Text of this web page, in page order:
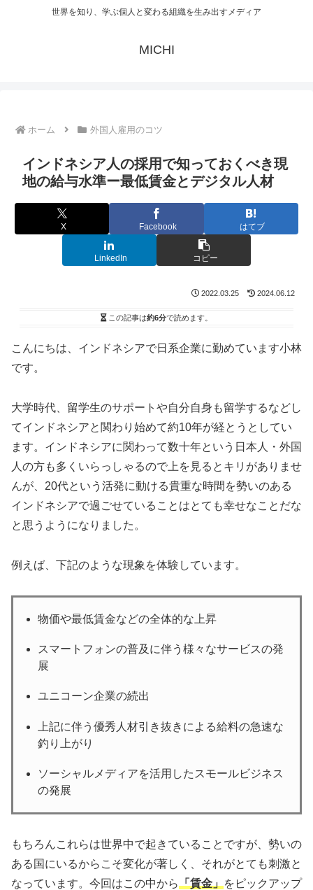
世界を知り、学ぶ個人と変わる組織を生み出すメディア
MICHI
ホーム 外国人雇用のコツ
インドネシア人の採用で知っておくべき現
地の給与水準ー最低賃金とデジタル人材
X Facebook はてブ
LinkedIn コピー
2022.03.25 2024.06.12
この記事は約6分で読めます。
こんにちは、インドネシアで日系企業に勤めています小林
です。
大学時代、留学生のサポートや自分自身も留学するなどし
てインドネシアと関わり始めて約10年が経とうとしてい
ます。インドネシアに関わって数十年という日本人・外国
人の方も多くいらっしゃるので上を見るとキリがありませ
んが、20代という活発に動ける貴重な時間を勢いのある
インドネシアで過ごせていることはとても幸せなことだな
と思うようになりました。
例えば、下記のような現象を体験しています。
物価や最低賃金などの全体的な上昇
スマートフォンの普及に伴う様々なサービスの発
展
ユニコーン企業の続出
上記に伴う優秀人材引き抜きによる給料の急速な
釣り上がり
ソーシャルメディアを活用したスモールビジネス
の発展
もちろんこれらは世界中で起きていることですが、勢いの
ある国にいるからこそ変化が著しく、それがとても刺激と
なっています。今回はこの中から「賃金」をピックアップ